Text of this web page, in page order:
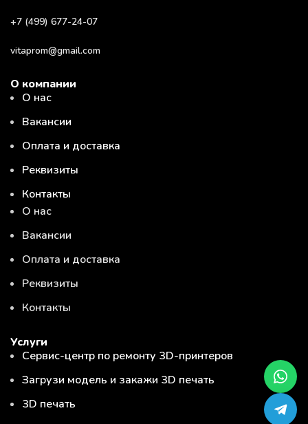
+7 (499) 677-24-07
vitaprom@gmail.com
О компании
О нас
Вакансии
Оплата и доставка
Реквизиты
Контакты
О нас
Вакансии
Оплата и доставка
Реквизиты
Контакты
Услуги
Сервис-центр по ремонту 3D-принтеров
Загрузи модель и закажи 3D печать
3D печать